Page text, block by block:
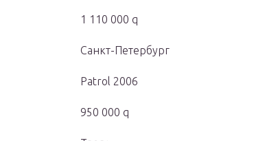
1 110 000 q
Санкт-Петербург
Patrol 2006
950 000 q